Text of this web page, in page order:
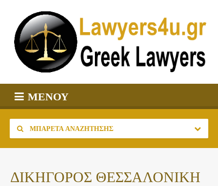
ΜΕΝΟΎ
ΜΠΑΡΈΤΑ ΑΝΑΖΉΤΗΣΗΣ
ΔΙΚΗΓΟΡΟΣ ΘΕΣΣΑΛΟΝΙΚΗ